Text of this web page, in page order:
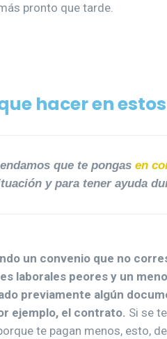
pronto que tarde.
hacer en
que te pongas en
y para tener ayuda
un convenio que no
laborales peores y un
previamente algún
ejemplo, el contrato. Si se
te pagan menos, esto,